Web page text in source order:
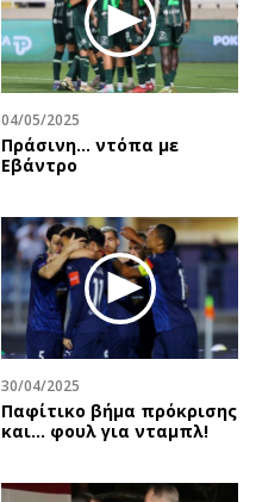
04/05/2025
Πράσινη... ντόπα με
Εβάντρο
30/04/2025
Παφίτικο βήμα πρόκρισης
και… φουλ για νταμπλ!